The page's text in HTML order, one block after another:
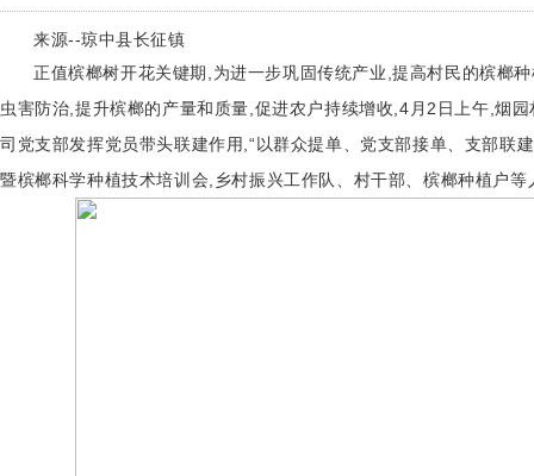
来源--琼中县长征镇
正值槟榔树开花关键期,为进一步巩固传统产业,提高村民的槟榔
虫害防治,提升槟榔的产量和质量,促进农户持续增收,4月2日上午,烟
司党支部发挥党员带头联建作用,“以群众提单、党支部接单、支部联
暨槟榔科学种植技术培训会,乡村振兴工作队、村干部、槟榔种植户等